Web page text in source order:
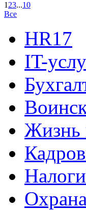
1 23...10
Все
HR17
IT-
Жизнь
Налоги